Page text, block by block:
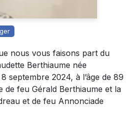
nous vous faisons part du
Berthiaume née
septembre 2024, à l’âge de 89
de feu Gérald Berthiaume et la
et de feu Annonciade